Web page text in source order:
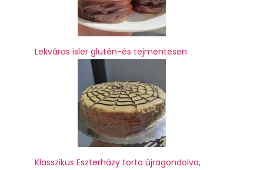
Lekváros isler glutén-és tejmentesen
Klasszikus Eszterházy torta újragondolva,